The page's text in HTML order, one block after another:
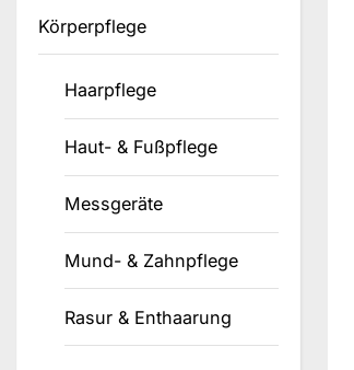
Körperpflege
Haarpflege
Haut- & Fußpflege
Messgeräte
Mund- & Zahnpflege
Rasur & Enthaarung